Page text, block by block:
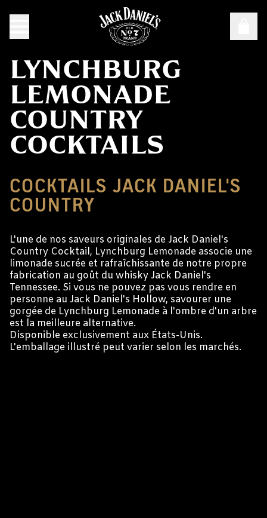
LYNCHBURG
LEMONADE
COUNTRY
COCKTAILS
COCKTAILS JACK DANIEL'S
COUNTRY
L'une de nos saveurs originales de Jack Daniel's
Country Cocktail, Lynchburg Lemonade associe une
limonade sucrée et rafraîchissante de notre propre
fabrication au goût du whisky Jack Daniel's
Tennessee. Si vous ne pouvez pas vous rendre en
personne au Jack Daniel's Hollow, savourer une
gorgée de Lynchburg Lemonade à l'ombre d'un arbre
est la meilleure alternative.
Disponible exclusivement aux États-Unis.
L'emballage illustré peut varier selon les marchés.